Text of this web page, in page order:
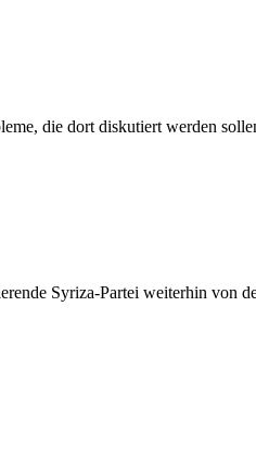
die dort diskutiert werden
Syriza-Partei weiterhin von